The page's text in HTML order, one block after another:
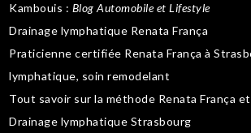
Kambouis : Blog Automobile et Lifestyle
Drainage lymphatique Renata França
Praticienne certifiée Renata França à
lymphatique, soin remodelant
Tout savoir sur la méthode Renata França
Drainage lymphatique Strasbourg